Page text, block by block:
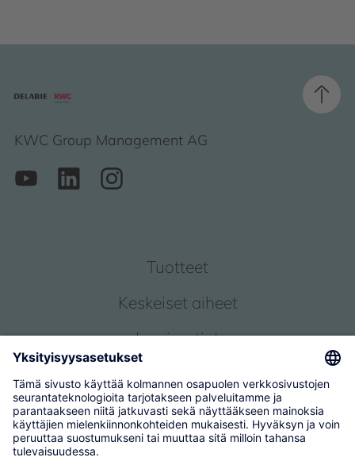
KWC Group Management AG
Tuotteet
Keskeiset aiheet
Inspiraatiot
Tietoja meistä